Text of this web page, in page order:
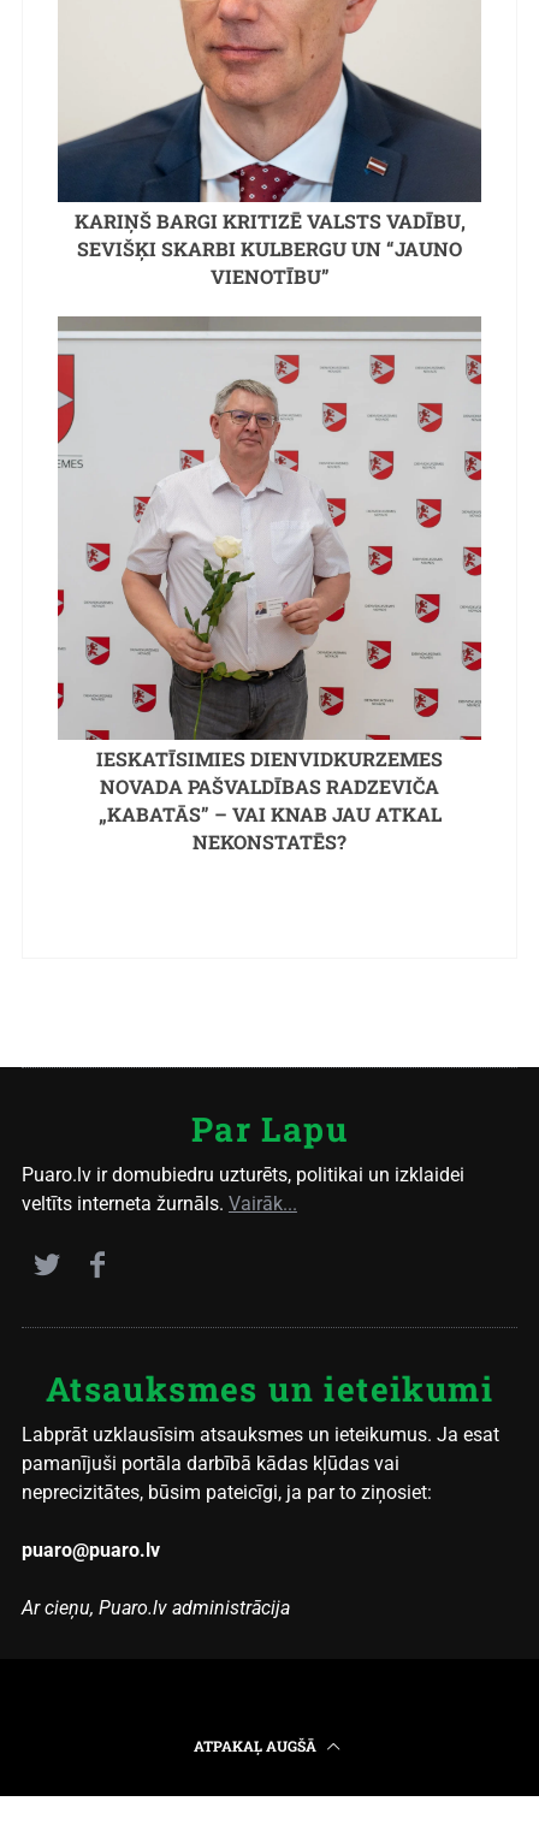
KARIŅŠ BARGI KRITIZĒ VALSTS VADĪBU,
SEVIŠĶI SKARBI KULBERGU UN “JAUNO
VIENOTĪBU”
IESKATĪSIMIES DIENVIDKURZEMES
NOVADA PAŠVALDĪBAS RADZEVIČA
„KABATĀS” – VAI KNAB JAU ATKAL
NEKONSTATĒS?
Par Lapu
Puaro.lv ir domubiedru uzturēts, politikai un izklaidei
veltīts interneta žurnāls. Vairāk...
Atsauksmes un ieteikumi
Labprāt uzklausīsim atsauksmes un ieteikumus. Ja esat
pamanījuši portāla darbībā kādas kļūdas vai
neprecizitātes, būsim pateicīgi, ja par to ziņosiet:
puaro@puaro.lv
Ar cieņu, Puaro.lv administrācija
ATPAKAĻ AUGŠĀ